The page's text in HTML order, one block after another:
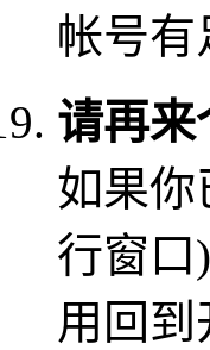
帐号有
请再来
如果你
行窗口
用回